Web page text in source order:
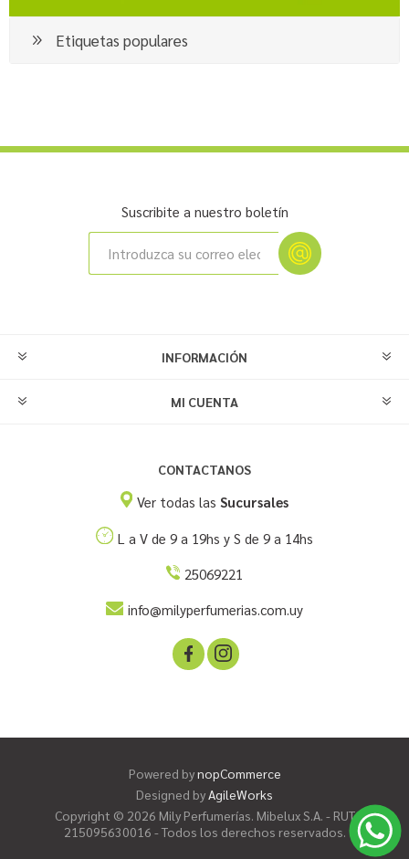
Etiquetas populares
Suscribite a nuestro boletín
INFORMACIÓN
MI CUENTA
CONTACTANOS
Ver todas lasSucursales
L a V de 9 a 19hs y S de 9 a 14hs
25069221
info@milyperfumerias.com.uy
Powered bynopCommerce
Designed by AgileWorks
Copyright © 2026 Mily Perfumerías. Mibelux S.A. - RUT
215095630016 - Todos los derechos reservados.